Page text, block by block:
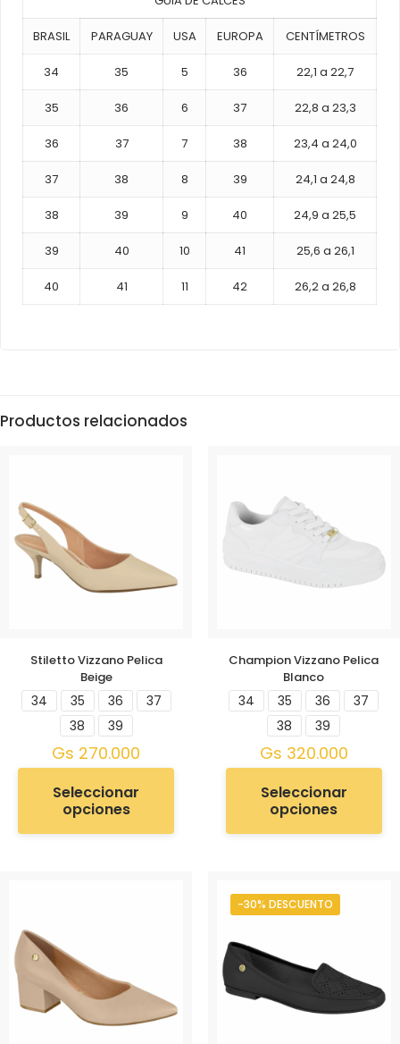
BRASIL PARAGUAY USA EUROPA CENTÍMETROS
34 35 5 36 22,1 a 22,7
35 36 6 37 22,8 a 23,3
36 37 7 38 23,4 a 24,0
37 38 8 39 24,1 a 24,8
38 39 9 40 24,9 a 25,5
39 40 10 41 25,6 a 26,1
40 41 11 42 26,2 a 26,8
Productos relacionados
Stiletto Vizzano Pelica
Beige
34 35 36
37
38
39
Gs 270.000
Seleccionar
opciones
Champion Vizzano Pelica
Blanco
34 35 36
37
38
39
Gs 320.000
Seleccionar
opciones
-30% DESCUENTO